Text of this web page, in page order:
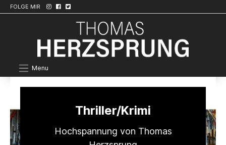
FOLGE MIR
Menu
Thriller/Krimi
Hochspannung von Thomas